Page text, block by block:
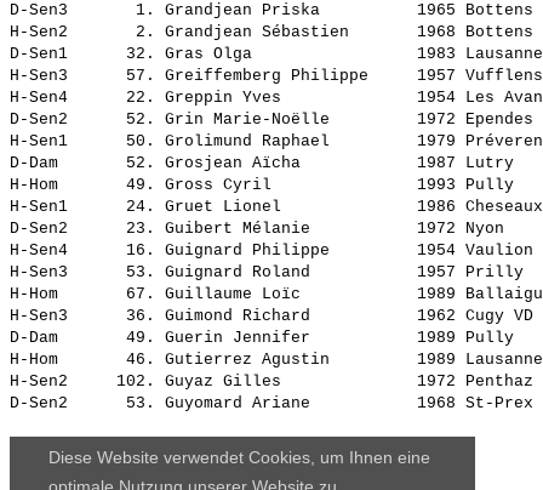
Diese Website verwendet Cookies, um Ihnen eine
D-Sen3       1. Grandjean Priska
1965
H-Sen2       2. Grandjean Sébastien
1968
D-Sen1      32. Gras Olga
1983
H-Sen3      57. Greiffemberg Philippe
1957
H-Sen4      22. Greppin Yves
1954 Les
D-Sen2      52. Grin Marie-Noëlle
1972
H-Sen1      50. Grolimund Raphael
1979
D-Dam       52. Grosjean Aïcha
1987
H-Hom       49. Gross Cyril
1993
H-Sen1      24. Gruet Lionel
1986
D-Sen2      23. Guibert Mélanie
1972
H-Sen4      16. Guignard Philippe
1954
H-Sen3      53. Guignard Roland
1957
H-Hom       67. Guillaume Loïc
1989
H-Sen3      36. Guimond Richard
1962
D-Dam       49. Guerin Jennifer
1989
H-Hom       46. Gutierrez Agustin
1989
H-Sen2     102. Guyaz Gilles
1972
D-Sen2      53. Guyomard Ariane